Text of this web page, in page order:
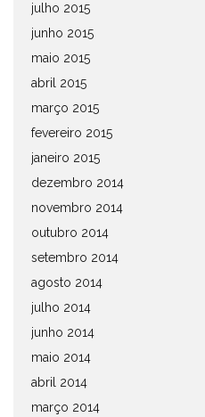
julho 2015
junho 2015
maio 2015
abril 2015
março 2015
fevereiro 2015
janeiro 2015
dezembro 2014
novembro 2014
outubro 2014
setembro 2014
agosto 2014
julho 2014
junho 2014
maio 2014
abril 2014
março 2014